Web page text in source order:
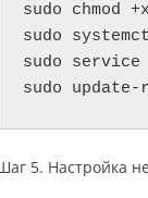
sudo
sudo
sudo
5. Настройка